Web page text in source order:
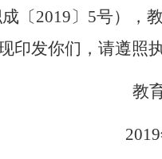
〔2019〕5号），
发你们，请遵照执
教